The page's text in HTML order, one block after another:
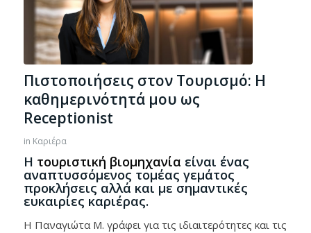
Πιστοποιήσεις στον Τουρισμό: H
καθημερινότητά μου ως
Receptionist
in Καριέρα
Η τουριστική βιομηχανία είναι ένας
αναπτυσσόμενος τομέας γεμάτος
προκλήσεις αλλά και με σημαντικές
ευκαιρίες καριέρας.
Η Παναγιώτα Μ. γράφει για τις ιδιαιτερότητες και τις